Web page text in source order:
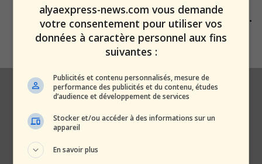
Jérusalem – Peine dérisoire pour
un Arabe ayant agressé un vieil...
alxprss_sab 30 octobre 2025
alyaexpress-news.com vous demande
votre consentement pour utiliser vos
données à caractère personnel aux fins
suivantes :
Publicités et contenu personnalisés, mesure de
performance des publicités et du contenu, études
d’audience et développement de services
Stocker et/ou accéder à des informations sur un
appareil
En savoir plus